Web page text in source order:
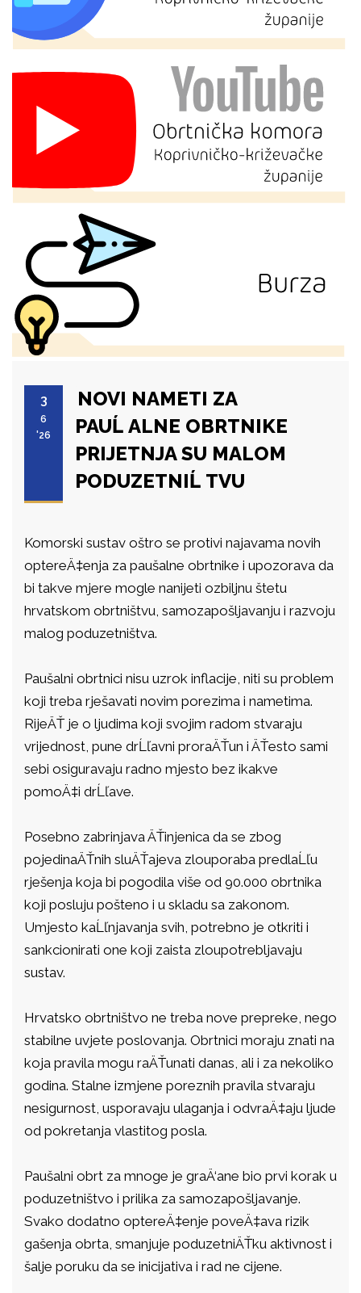
3
6
'26
NOVI NAMETI ZA
PAUĹ ALNE OBRTNIKE
PRIJETNJA SU MALOM
PODUZETNIĹ TVU
Komorski sustav oštro se protivi najavama novih
optereÄ‡enja za paušalne obrtnike i upozorava da
bi takve mjere mogle nanijeti ozbiljnu štetu
hrvatskom obrtništvu, samozapošljavanju i razvoju
malog poduzetništva.
Paušalni obrtnici nisu uzrok inflacije, niti su problem
koji treba rješavati novim porezima i nametima.
RijeÄŤ je o ljudima koji svojim radom stvaraju
vrijednost, pune drĹľavni proraÄŤun i ÄŤesto sami
sebi osiguravaju radno mjesto bez ikakve
pomoÄ‡i drĹľave.
Posebno zabrinjava ÄŤinjenica da se zbog
pojedinaÄŤnih sluÄŤajeva zlouporaba predlaĹľu
rješenja koja bi pogodila više od 90.000 obrtnika
koji posluju pošteno i u skladu sa zakonom.
Umjesto kaĹľnjavanja svih, potrebno je otkriti i
sankcionirati one koji zaista zloupotrebljavaju
sustav.
Hrvatsko obrtništvo ne treba nove prepreke, nego
stabilne uvjete poslovanja. Obrtnici moraju znati na
koja pravila mogu raÄŤunati danas, ali i za nekoliko
godina. Stalne izmjene poreznih pravila stvaraju
nesigurnost, usporavaju ulaganja i odvraÄ‡aju ljude
od pokretanja vlastitog posla.
Paušalni obrt za mnoge je graÄ‘ane bio prvi korak u
poduzetništvo i prilika za samozapošljavanje.
Svako dodatno optereÄ‡enje poveÄ‡ava rizik
gašenja obrta, smanjuje poduzetniÄŤku aktivnost i
šalje poruku da se inicijativa i rad ne cijene.